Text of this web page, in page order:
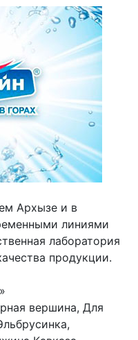
Архызе и в
линиями
лаборатория
продукции.
вершина, Для